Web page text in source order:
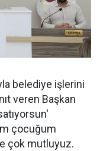
belediye işlerini
veren Başkan
çocuğum
çok mutluyuz.